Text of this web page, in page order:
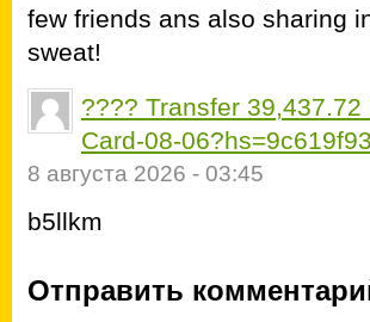
few friends ans also sharing
sweat!
???? Transfer
Card-08-
8 августа 2026 - 03:45
b5llkm
Отправить